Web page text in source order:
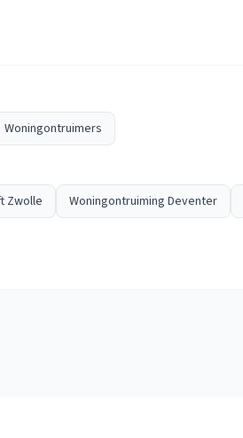
Woningontruimers
Zwolle Woningontruiming Deventer